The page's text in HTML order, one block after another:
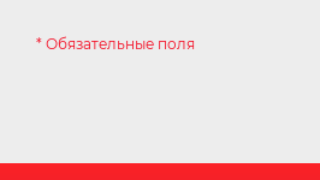
* Обязательные поля